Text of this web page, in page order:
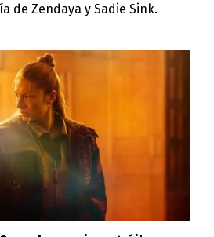
de Zendaya y Sadie Sink.